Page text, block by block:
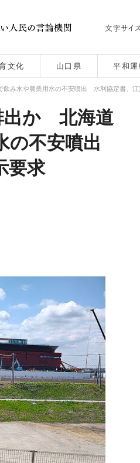
文化 山口県 平和運
み水や農業用水の不安噴出 水利協定書、江
出か 北海道
の不安噴出
要求